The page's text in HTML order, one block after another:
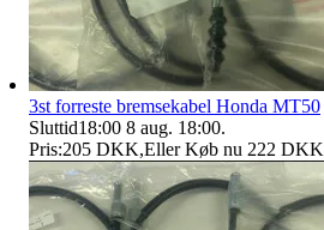
3st forreste bremsekabel Honda MT50
Sluttid18:00 8 aug. 18:00.
Pris:205 DKK,Eller Køb nu 222 DKK